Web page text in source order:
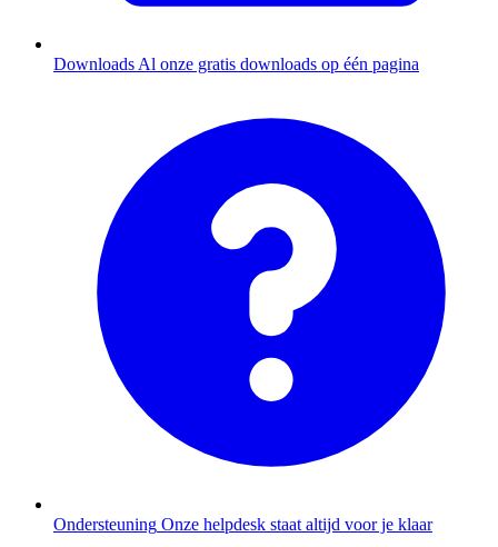
Downloads Al onze gratis downloads op één pagina
Ondersteuning Onze helpdesk staat altijd voor je klaar